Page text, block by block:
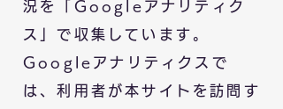
況を「Googleアナリティク
ス」で収集しています。
Googleアナリティクスで
は、利用者が本サイトを訪問す